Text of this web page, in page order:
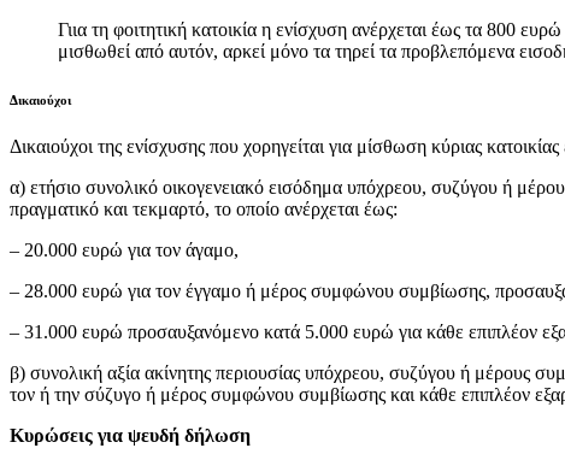
Γιια τη φοιτητική κατοικία η ενίσχυση ανέρχεται έως τα 800
μισθωθεί από αυτόν, αρκεί μόνο τα τηρεί τα προβλεπόμενα
Δικαιούχοι
Δικαιούχοι της ενίσχυσης που χορηγείται για μίσθωση κύριας
α) ετήσιο συνολικό οικογενειακό εισόδημα υπόχρεου, συζύγου ή
πραγματικό και τεκμαρτό, το οποίο ανέρχεται έως:
– 20.000 ευρώ για τον άγαμο,
– 28.000 ευρώ για τον έγγαμο ή μέρος συμφώνου συμβίωσης,
– 31.000 ευρώ προσαυξανόμενο κατά 5.000 ευρώ για κάθε επιπλέον
β) συνολική αξία ακίνητης περιουσίας υπόχρεου, συζύγου ή μέρους
τον ή την σύζυγο ή μέρος συμφώνου συμβίωσης και κάθε επιπλέον
Κυρώσεις για ψευδή δήλωση